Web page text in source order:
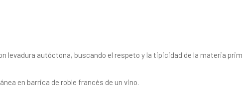
levadura autóctona, buscando el respeto y la tipicidad de la materia
en barrica de roble francés de un vino.